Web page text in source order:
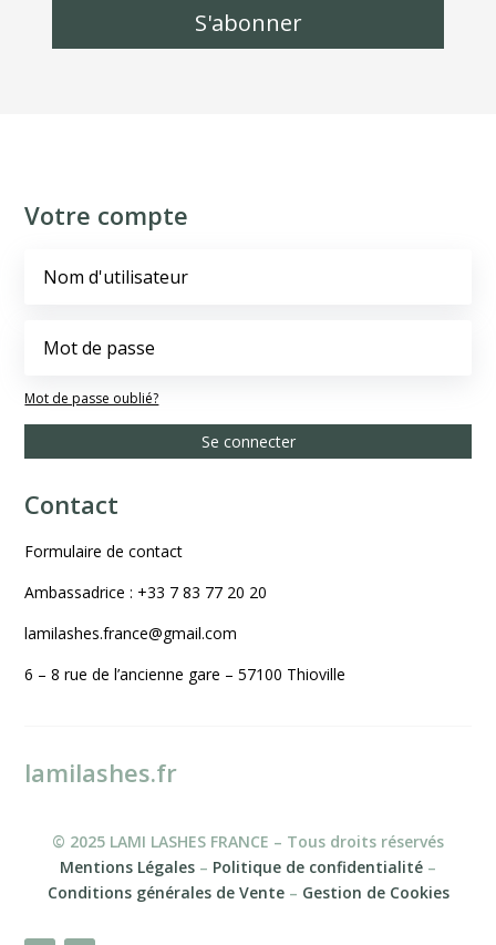
S'abonner
Votre compte
Mot de passe oublié?
Se connecter
Contact
Formulaire de contact
Ambassadrice : +33 7 83 77 20 20
lamilashes.france@gmail.com
6 – 8 rue de l’ancienne gare – 57100 Thioville
lamilashes.fr
© 2025 LAMI LASHES FRANCE – Tous droits réservés
Mentions Légales – Politique de confidentialité –
Conditions générales de Vente– Gestion de Cookies